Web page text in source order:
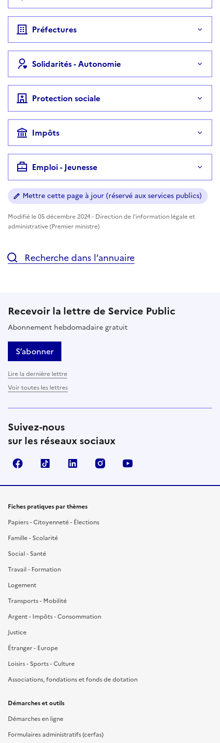
Préfectures
Solidarités - Autonomie
Protection sociale
Impôts
Emploi - Jeunesse
Mettre cette page à jour (réservé aux services publics)
Modifié le 05 décembre 2024 - Direction de l'information légale et
administrative (Premier ministre)
Recherche dans l’annuaire
Recevoir la lettre de Service Public
Abonnement hebdomadaire gratuit
S’abonner
Lire la dernière lettre
Voir toutes les lettres
Suivez-nous
sur les réseaux sociaux
FacebookTikTok LinkedIn Instagram
Fiches pratiques par thèmes
Papiers - Citoyenneté - Élections
Famille - Scolarité
Social - Santé
Travail - Formation
Logement
Transports - Mobilité
Argent - Impôts - Consommation
Justice
Étranger - Europe
Loisirs - Sports - Culture
Associations, fondations et fonds de dotation
Démarches et outils
Démarches en ligne
Formulaires administratifs (cerfas)